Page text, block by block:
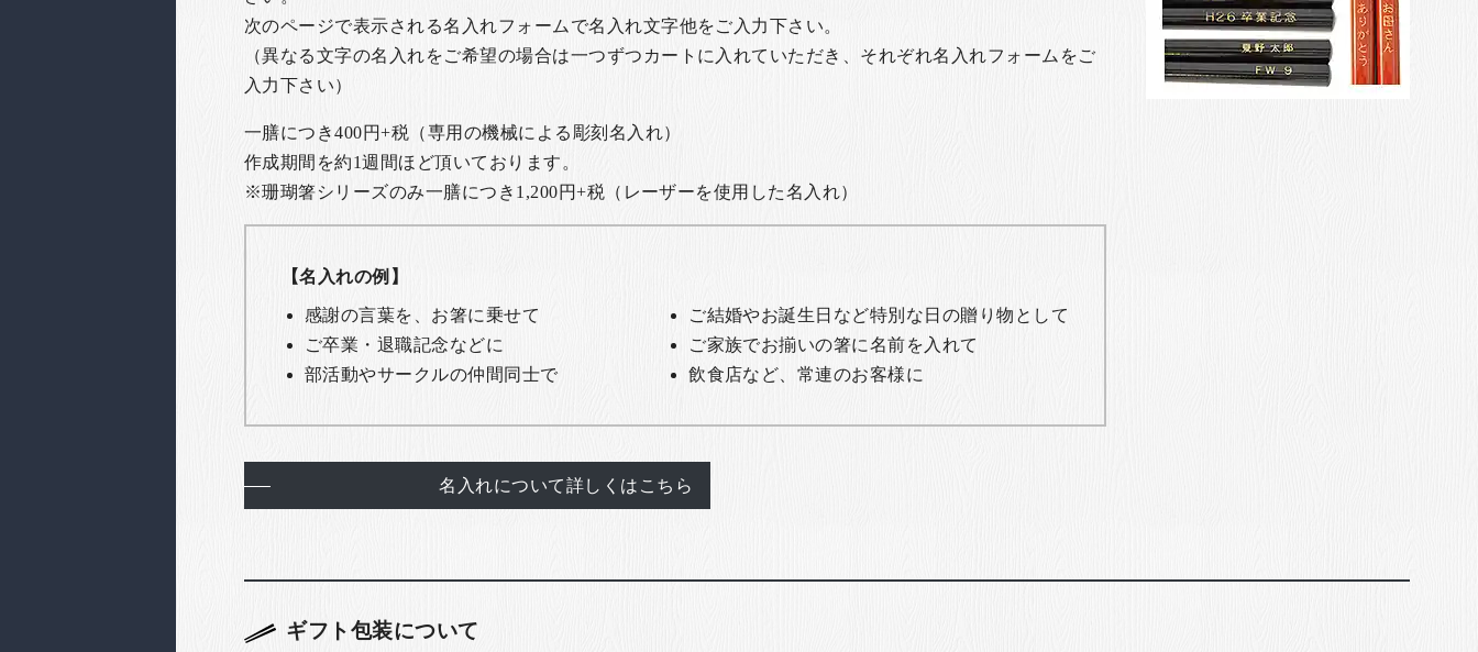
次のページで表示される名入れフォームで名入れ文字他をご入力下さい。
（異なる文字の名入れをご希望の場合は一つずつカートに入れていただき、それぞれ名入れフォームをご
入力下さい）
一膳につき400円+税（専用の機械による彫刻名入れ）
作成期間を約1週間ほど頂いております。
※珊瑚箸シリーズのみ一膳につき1,200円+税 （レーザーを使用した名入れ）
【名入れの例】
感謝の言葉を、お箸に乗せて
ご結婚やお誕生日など特別な日の贈り物として
ご卒業・退職記念などに
ご家族でお揃いの箸に名前を入れて
部活動やサークルの仲間同士で
飲食店など、常連のお客様に
名入れについて詳しくはこちら
ギフト包装について